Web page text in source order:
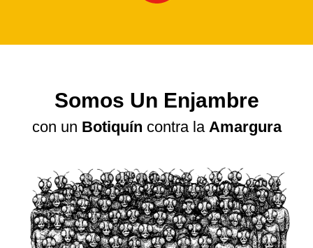
Somos Un Enjambre
con un Botiquín contra la Amargura